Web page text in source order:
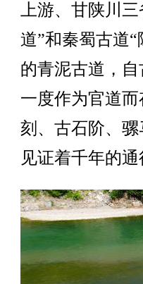
上游、甘陕川
道”和秦蜀古道
的青泥古道，
一度作为官道
刻、古石阶、
见证着千年的通